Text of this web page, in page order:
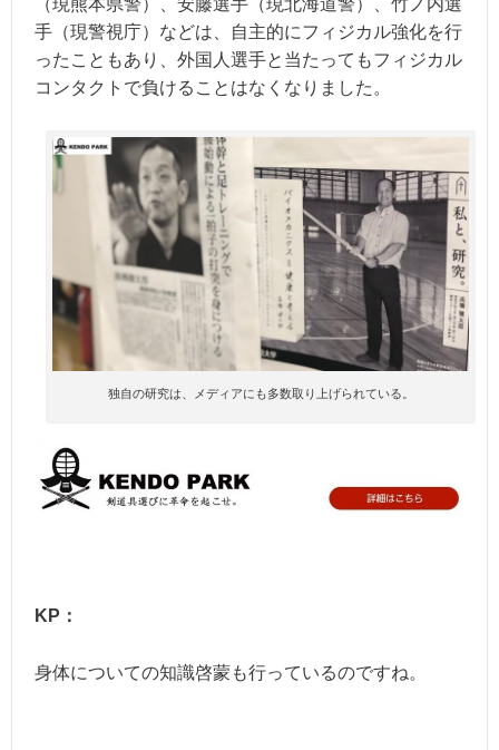
（現熊本県警）、安藤選手（現北海道警）、竹ノ内選
手（現警視庁）などは、自主的にフィジカル強化を行
ったこともあり、外国人選手と当たってもフィジカル
コンタクトで負けることはなくなりました。
独自の研究は、メディアにも多数取り上げられている。
KP：
身体についての知識啓蒙も行っているのですね。